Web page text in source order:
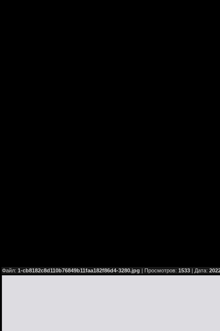
Файл: 1-cb8182c8d110b76849b11faa182f86d4-3280.jpg | Просмотров: 1533 | Дата: